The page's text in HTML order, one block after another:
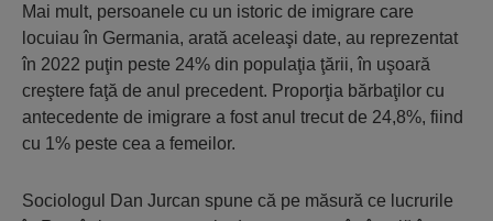
Mai mult, persoanele cu un istoric de imigrare care
locuiau în Germania, arată aceleaşi date, au reprezentat
în 2022 puţin peste 24% din populaţia ţării, în uşoară
creştere faţă de anul precedent. Proporţia bărbaţilor cu
antecedente de imigrare a fost anul trecut de 24,8%, fiind
cu 1% peste cea a femeilor.
Sociologul Dan Jurcan spune că pe măsură ce lucrurile